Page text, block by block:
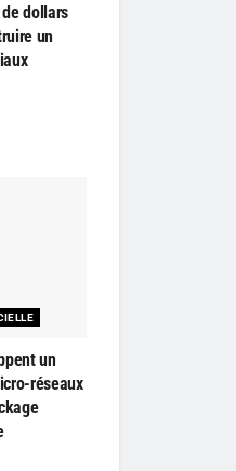
dollars
un
un
réseaux